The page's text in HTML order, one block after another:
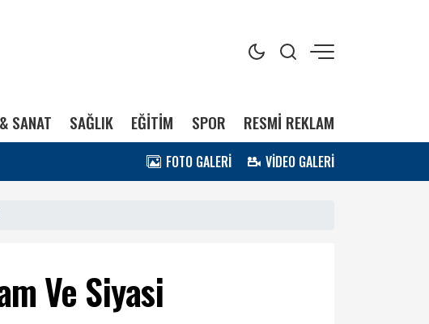
SANAT SAĞLIK EĞİTİM SPOR RESMİ REKLAM
FOTO GALERİ VİDEO GALERİ
Ve Siyasi